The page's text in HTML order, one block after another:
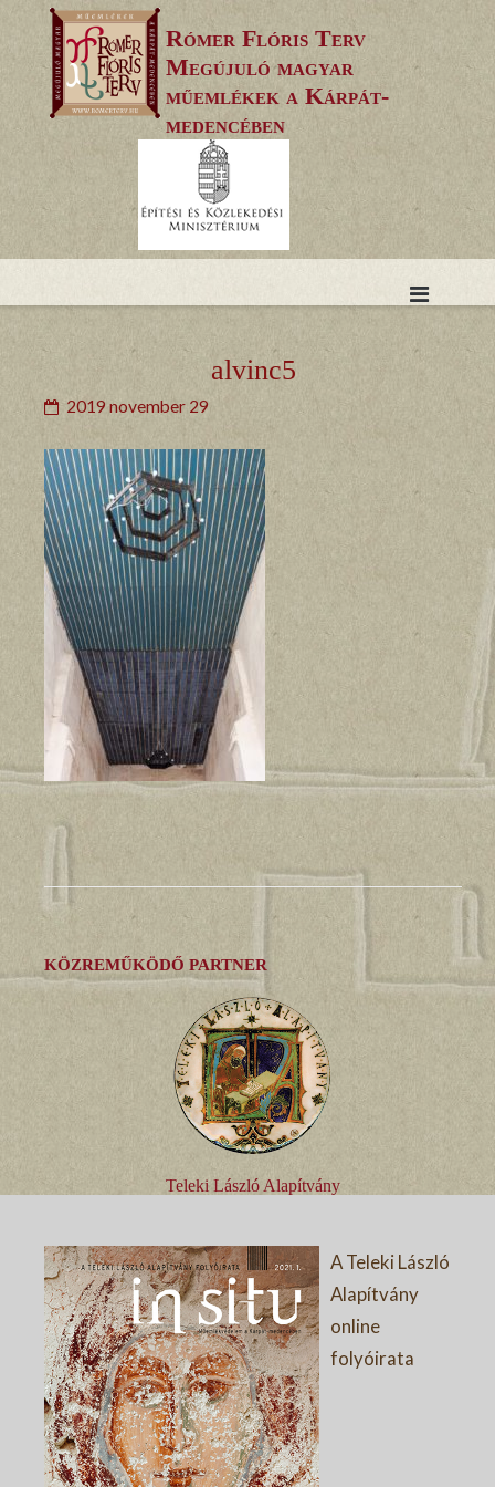
to
content
Rómer Flóris Terv
Megújuló magyar
műemlékek a Kárpát-
medencében
alvinc5
2019 november 29
KÖZREMŰKÖDŐ PARTNER
Teleki László Alapítvány
A Teleki László
Alapítvány
online
folyóirata